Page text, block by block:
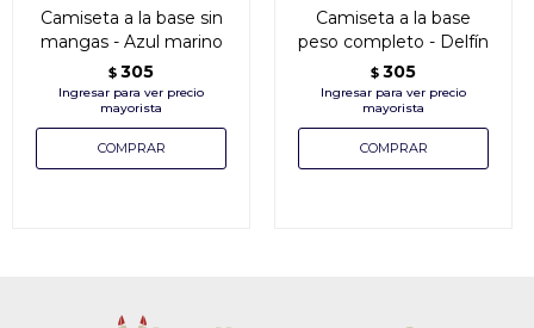
Camiseta a la base sin
mangas - Azul marino
$ 305
Camiseta a la base
peso completo - Delfín
$ 305